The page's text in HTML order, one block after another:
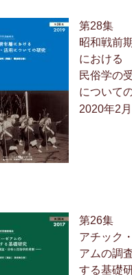
第28集
昭和戦前
における
民俗学の
について
2020年2月
第26集
アチック
アムの調
する基礎